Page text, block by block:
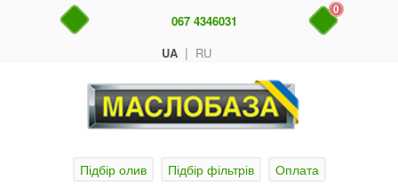
UA | RU
067 4346031
0
Підбір олив Підбір фільтрів
Оплата